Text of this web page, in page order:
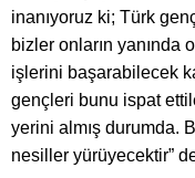
inanıyoruz ki; Türk
bizler onların yanında
işlerini başarabilecek
gençleri bunu ispat
yerini almış durumda.
nesiller yürüyecektir”